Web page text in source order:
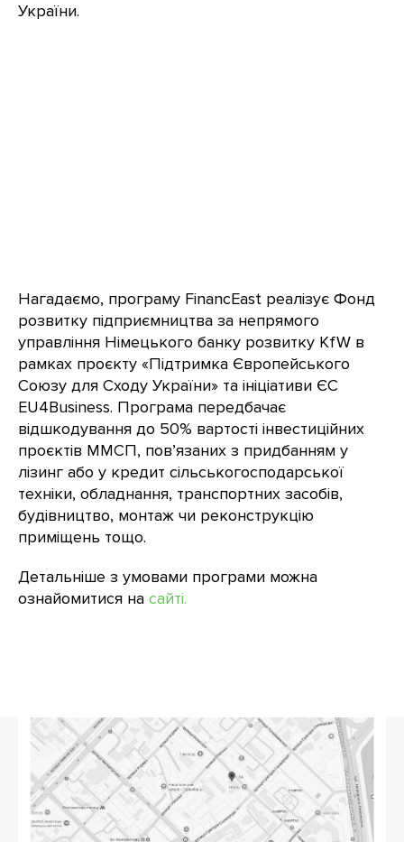
України.
Нагадаємо, програму FinancEast реалізує Фонд
розвитку підприємництва за непрямого
управління Німецького банку розвитку KfW в
рамках проєкту «Підтримка Європейського
Союзу для Сходу України» та ініціативи ЄС
EU4Business. Програма передбачає
відшкодування до 50% вартості інвестиційних
проєктів ММСП, пов’язаних з придбанням у
лізинг або у кредит сільськогосподарської
техніки, обладнання, транспортних засобів,
будівництво, монтаж чи реконструкцію
приміщень тощо.
Детальніше з умовами програми можна
ознайомитися на сайті.